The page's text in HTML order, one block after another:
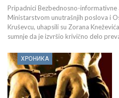
Pripadnici Bezbednosno-informativne
Ministarstvom unutrašnjih poslova i
Kruševcu, uhapsili su Zorana
sumnje da je izvršio krivično delo
ХРОНИКА